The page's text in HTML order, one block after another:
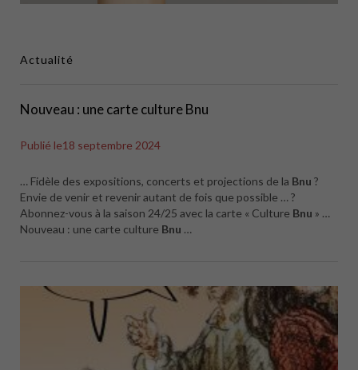
Actualité
Nouveau : une carte culture Bnu
Publié le18 septembre 2024
… Fidèle des expositions, concerts et projections de la Bnu ?
Envie de venir et revenir autant de fois que possible … ?
Abonnez-vous à la saison 24/25 avec la carte « Culture Bnu » …
Nouveau : une carte culture Bnu …